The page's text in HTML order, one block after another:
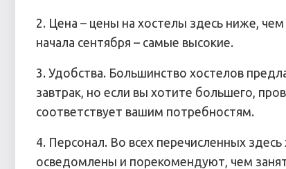
2. Цена – цены на хостелы здесь ниже,
начала сентября – самые высокие.
3. Удобства. Большинство хостелов
завтрак, но если вы хотите большего,
соответствует вашим потребностям.
4. Персонал. Во всех перечисленных
осведомлены и порекомендуют, чем